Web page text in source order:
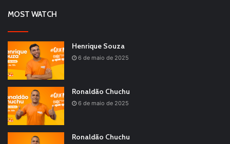
MOST WATCH
Henrique Souza
6 de maio de 2025
Ronaldão Chuchu
6 de maio de 2025
Ronaldão Chuchu